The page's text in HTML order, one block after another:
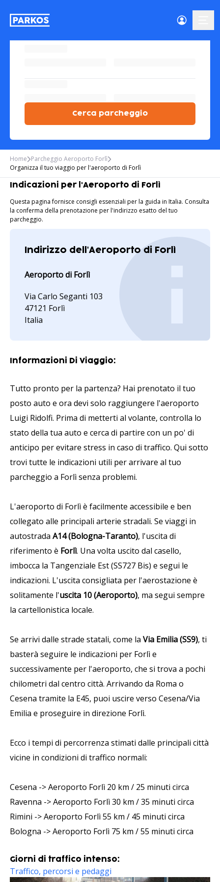
Cerca parcheggio
Home Parcheggio Aeroporto Forlì
Organizza il tuo viaggio per l'aeroporto di Forlì
Indicazioni per l'Aeroporto di Forlì
Questa pagina fornisce consigli essenziali per la guida in Italia. Consulta
la conferma della prenotazione per l'indirizzo esatto del tuo
parcheggio.
Indirizzo dell'Aeroporto di Forlì
Aeroporto di Forlì
Via Carlo Seganti 103
47121 Forlì
Italia
Informazioni Di Viaggio:
Tutto pronto per la partenza? Hai prenotato il tuo
posto auto e ora devi solo raggiungere l'aeroporto
Luigi Ridolfi. Prima di metterti al volante, controlla lo
stato della tua auto e cerca di partire con un po' di
anticipo per evitare stress in caso di traffico. Qui sotto
trovi tutte le indicazioni utili per arrivare al tuo
parcheggio a Forlì senza problemi.
L'aeroporto di Forlì è facilmente accessibile e ben
collegato alle principali arterie stradali. Se viaggi in
autostrada A14 (Bologna-Taranto), l'uscita di
riferimento è Forlì. Una volta uscito dal casello,
imbocca la Tangenziale Est (SS727 Bis) e segui le
indicazioni. L'uscita consigliata per l'aerostazione è
solitamente l'uscita 10 (Aeroporto), ma segui sempre
la cartellonistica locale.
Se arrivi dalle strade statali, come la Via Emilia (SS9), ti
basterà seguire le indicazioni per Forlì e
successivamente per l'aeroporto, che si trova a pochi
chilometri dal centro città. Arrivando da Roma o
Cesena tramite la E45, puoi uscire verso Cesena/Via
Emilia e proseguire in direzione Forlì.
Ecco i tempi di percorrenza stimati dalle principali città
vicine in condizioni di traffico normali:
Cesena -> Aeroporto Forlì 20 km / 25 minuti circa
Ravenna -> Aeroporto Forlì 30 km / 35 minuti circa
Rimini -> Aeroporto Forlì 55 km / 45 minuti circa
Bologna -> Aeroporto Forlì 75 km / 55 minuti circa
Giorni di traffico intenso:
Traffico, percorsi e pedaggi